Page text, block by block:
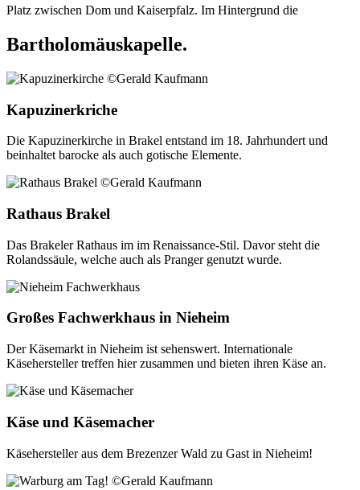
Platz zwischen Dom und Kaiserpfalz. Im Hintergrund die
Bartholomäuskapelle.
Kapuzinerkriche
Die Kapuzinerkirche in Brakel entstand im 18. Jahrhundert und
beinhaltet barocke als auch gotische Elemente.
Rathaus Brakel
Das Brakeler Rathaus im im Renaissance-Stil. Davor steht die
Rolandssäule, welche auch als Pranger genutzt wurde.
Großes Fachwerkhaus in Nieheim
Der Käsemarkt in Nieheim ist sehenswert. Internationale
Käsehersteller treffen hier zusammen und bieten ihren Käse an.
Käse und Käsemacher
Käsehersteller aus dem Brezenzer Wald zu Gast in Nieheim!